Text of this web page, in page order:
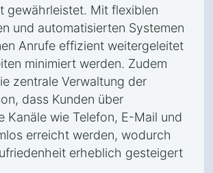
gewährleistet. Mit flexiblen
und automatisierten Systemen
Anrufe effizient weitergeleitet
minimiert werden. Zudem
zentrale Verwaltung der
dass Kunden über
Kanäle wie Telefon, E-Mail und
erreicht werden, wodurch
erheblich gesteigert